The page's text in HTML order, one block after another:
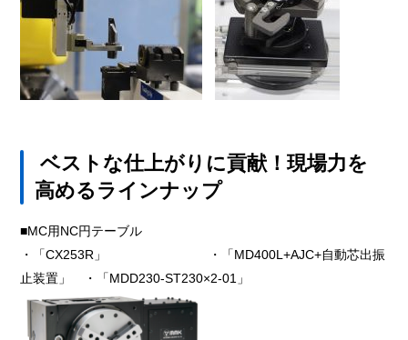
ベストな仕上がりに貢献！現場力を
高めるラインナップ
■MC用NC円テーブル
・「CX253R」 ・「MD400L+AJC+自動芯出振
止装置」 ・「MDD230-ST230×2-01」